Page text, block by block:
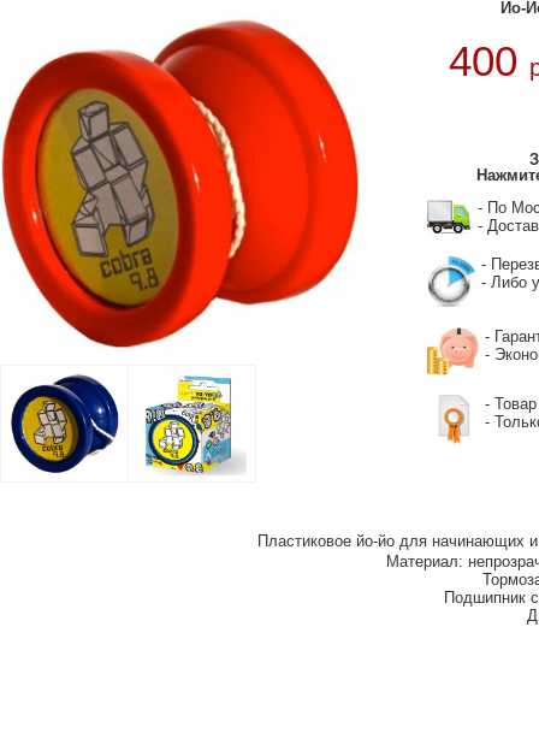
Йо-
400
- По
-
-
- Либо
-
-
- Товар
-
Пластиковое йо-йо для начинающих
Материал:
Подшипник